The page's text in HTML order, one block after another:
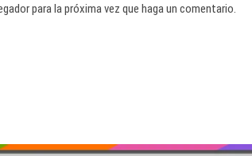
para la próxima vez que haga un comentario.